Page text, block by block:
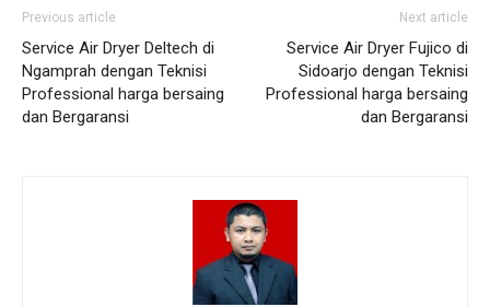
Previous article
Service Air Dryer Deltech di
Ngamprah dengan Teknisi
Professional harga bersaing
dan Bergaransi
Next article
Service Air Dryer Fujico di
Sidoarjo dengan Teknisi
Professional harga bersaing
dan Bergaransi